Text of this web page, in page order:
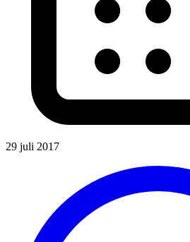
29 juli 2017